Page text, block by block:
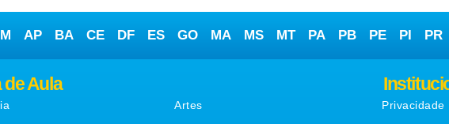
AP BA CE DF ES GO MA MS MT PA PB PE PI PR
de Aula
Artes
Privacidade